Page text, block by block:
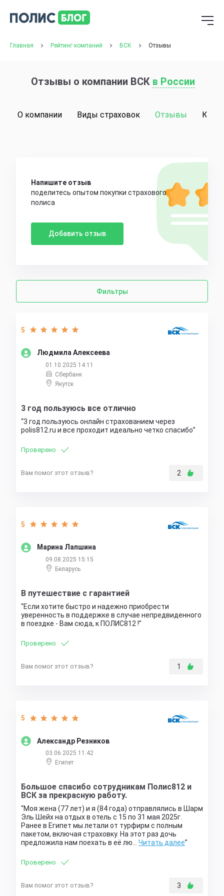
Главная Рейтинг компаний ВСК Отзывы
Отзывы о компании ВСК в России
О компании Виды страховок Отзывы
Людмила Алексеева
5
01.10.2025 14:11
Сбербанк
Якутск
3 год пользуюсь все отлично
3 год пользуюсь онлайн страхованием через
polis812.ru и все проходит идеально четко спасибо
Проверено
Вам помог этот отзыв? 2
Марина Лапшина
5
09.08.2025 15:15
Беларусь
В путешествие с гарантией
Если хотите быстро и надежно приобрести
уверенность в поддержке в случае непредвиденного
в поездке - Вам сюда, к ПОЛИС812 !
Проверено
Вам помог этот отзыв? 1
Александр Резников
5
03.06.2025 11:42
Египет
Большое спасибо сотрудникам Полис812 и
ВСК за прекрасную работу.
Моя жена (77 лет) и я (84 года) отправлялись в Шарм
Эль Шейх на отдых в отель с 15 по 31 мая 2025г.
Ранее в Египет мы летали от турфирм с полным
пакетом, включая страховку. На этот раз дочь
предложила нам поехать в её лю… Читать далее
Проверено
Вам помог этот отзыв? 3
Напишите отзыв
поделитесь опытом покупки страхового
полиса
Добавить отзыв
Фильтры